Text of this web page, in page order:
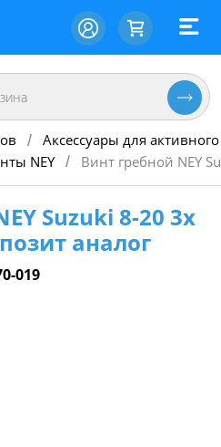
/ Аксессуары для
NEY / Винт гребной NEY
Suzuki 8-20 3х
аналог
019